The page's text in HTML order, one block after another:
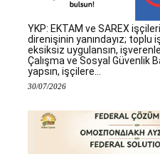
YKP: EKTAM ve SAREX
direnişinin yanındayız; toplu
eksiksiz uygulansın,
Çalışma ve Sosyal Güvenlik
yapsın, işçilere...
30/07/2026